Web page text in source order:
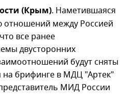
(Крым). Наметившаяся
отношений между Россией
все ранее
двусторонних
будут сняты
на брифинге в МДЦ "Артек"
МИД России